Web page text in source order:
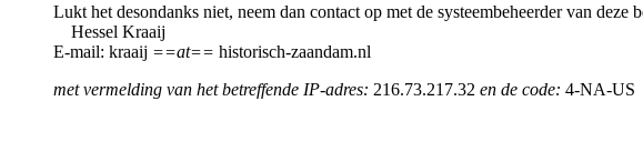
Lukt het desondanks niet, neem dan contact op met de systeembeheerder van deze
Hessel Kraaij
E-mail: kraaij ==at== historisch-zaandam.nl
met vermelding van het betreffende IP-adres: 216.73.217.32 en de code: 4-NA-US